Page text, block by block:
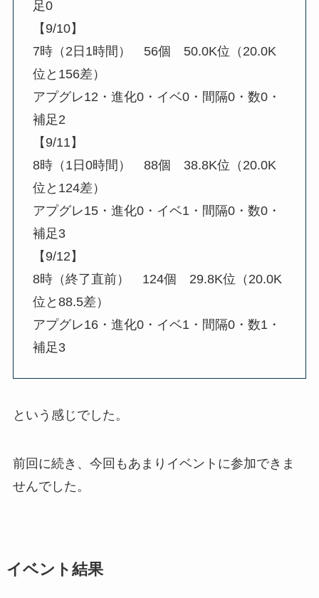
足0
【9/10】
7時（2日1時間） 56個 50.0K位（20.0K
位と156差）
アプグレ12・進化0・イベ0・間隔0・数0・
補足2
【9/11】
8時（1日0時間） 88個 38.8K位（20.0K
位と124差）
アプグレ15・進化0・イベ1・間隔0・数0・
補足3
【9/12】
8時（終了直前） 124個 29.8K位（20.0K
位と88.5差）
アプグレ16・進化0・イベ1・間隔0・数1・
補足3
という感じでした。
前回に続き、今回もあまりイベントに参加できま
せんでした。
イベント結果